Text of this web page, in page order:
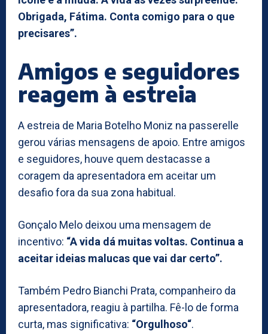
Obrigada, Fátima. Conta comigo para o que
precisares”.
Amigos e seguidores
reagem à estreia
A estreia de Maria Botelho Moniz na passerelle
gerou várias mensagens de apoio. Entre amigos
e seguidores, houve quem destacasse a
coragem da apresentadora em aceitar um
desafio fora da sua zona habitual.
Gonçalo Melo deixou uma mensagem de
incentivo: “A vida dá muitas voltas. Continua a
aceitar ideias malucas que vai dar certo”.
Também Pedro Bianchi Prata, companheiro da
apresentadora, reagiu à partilha. Fê-lo de forma
curta, mas significativa: “Orgulhoso“.